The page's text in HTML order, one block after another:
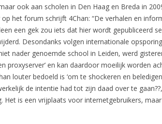
ook aan scholen in Den Haag en Breda in
het forum schrijft 4Chan: “De verhalen en
een gek zou iets dat hier wordt gepubliceerd
Desondanks volgen internationale
nader genoemde school in Leiden, werd
proxyserver’ en kan daardoor moeilijk worden
louter bedoeld is ‘om te shockeren en
de intentie had tot zijn daad over te
Het is een vrijplaats voor internetgebruikers,